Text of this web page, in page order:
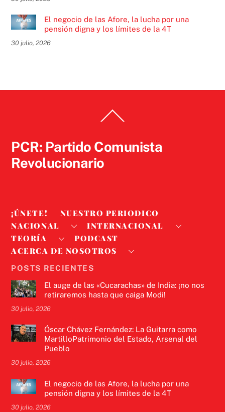
El negocio de las Afore, la lucha por una
pensión digna y los límites de la 4T
30 julio, 2026
To
PCR: Partido Comunista
Revolucionario
¡ÚNETE!
NUESTRO PERIODICO
NACIONAL
INTERNACIONAL
TEORÍA
PODCAST
ACERCA DE NOSOTROS
POSTS RECIENTES
El auge de las «Cucarachas» de India: ¡no nos
retiraremos hasta que caiga Modi!
30 julio, 2026
Óscar Chávez Fernández: La Guitarra como
MartilloPatrimonio del Estado, Arsenal del
Pueblo
30 julio, 2026
El negocio de las Afore, la lucha por una
pensión digna y los límites de la 4T
30 julio, 2026